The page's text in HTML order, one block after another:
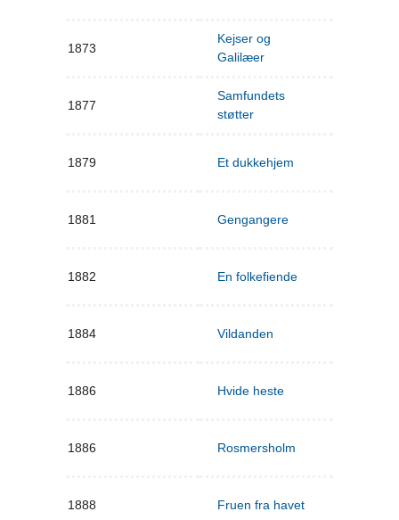
1873
Kejser og
Galilæer
1877
Samfundets
støtter
1879 Et dukkehjem
1881 Gengangere
1882 En folkefiende
1884 Vildanden
1886 Hvide heste
1886 Rosmersholm
1888 Fruen fra havet